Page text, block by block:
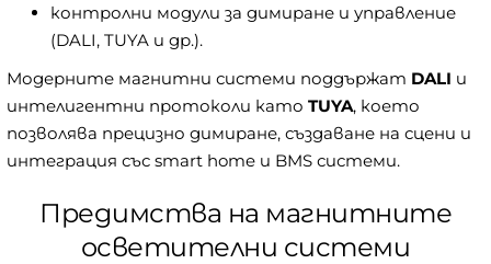
контролни модули за димиране и управление
(DALI, TUYA и др.).
Модерните магнитни системи поддържат DALI и
интелигентни протоколи като TUYA, което
позволява прецизно димиране, създаване на сцени и
интеграция със smart home и BMS системи.
Предимства на магнитните
осветителни системи